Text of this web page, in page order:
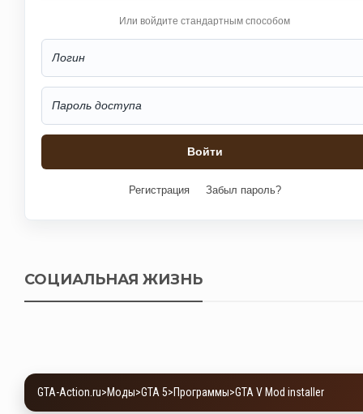
Или войдите стандартным способом
Регистрация Забыл пароль?
СОЦИАЛЬНАЯ ЖИЗНЬ
GTA-Action.ru>Моды>GTA 5>Программы>GTA V Mod installer